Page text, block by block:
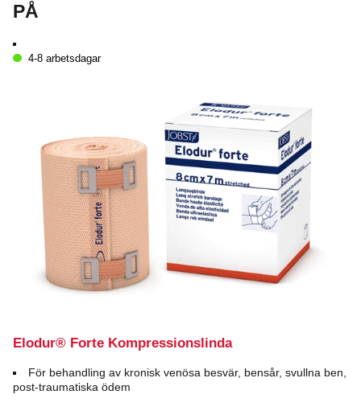
PÅ
4-8 arbetsdagar
Elodur® Forte Kompressionslinda
För behandling av kronisk venösa besvär, bensår, svullna ben,
post-traumatiska ödem